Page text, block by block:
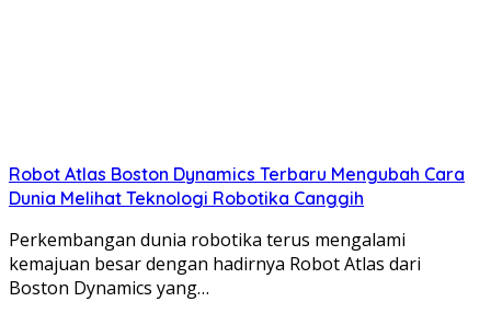
Robot Atlas Boston Dynamics Terbaru Mengubah Cara
Dunia Melihat Teknologi Robotika Canggih
Perkembangan dunia robotika terus mengalami
kemajuan besar dengan hadirnya Robot Atlas dari
Boston Dynamics yang…